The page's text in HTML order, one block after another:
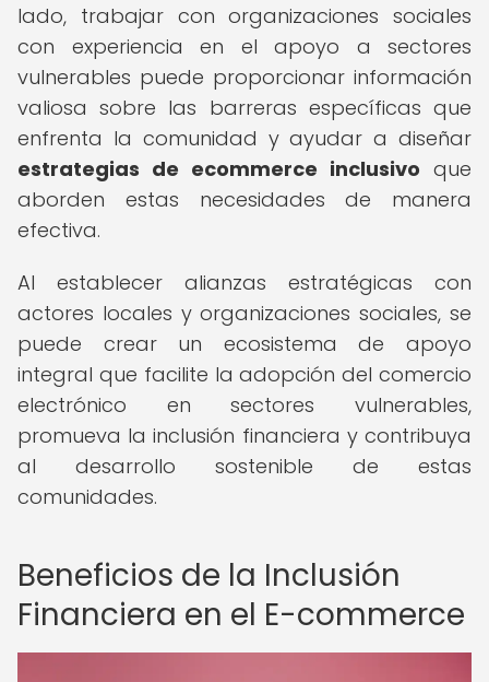
lado, trabajar con organizaciones sociales
con experiencia en el apoyo a sectores
vulnerables puede proporcionar información
valiosa sobre las barreras específicas que
enfrenta la comunidad y ayudar a diseñar
estrategias de ecommerce inclusivo que
aborden estas necesidades de manera
efectiva.
Al establecer alianzas estratégicas con
actores locales y organizaciones sociales, se
puede crear un ecosistema de apoyo
integral que facilite la adopción del comercio
electrónico en sectores vulnerables,
promueva la inclusión financiera y contribuya
al desarrollo sostenible de estas
comunidades.
Beneficios de la Inclusión
Financiera en el E-commerce